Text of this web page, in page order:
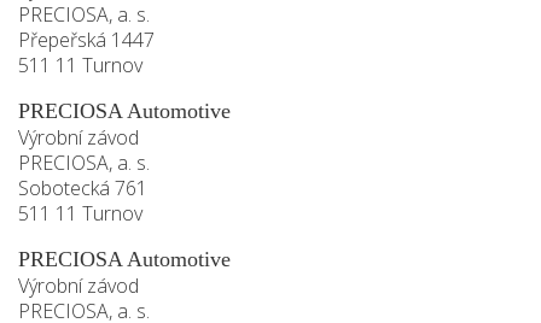
PRECIOSA, a. s.
Přepeřská 1447
511 11 Turnov
PRECIOSA Automotive
Výrobní závod
PRECIOSA, a. s.
Sobotecká 761
511 11 Turnov
PRECIOSA Automotive
Výrobní závod
PRECIOSA, a. s.